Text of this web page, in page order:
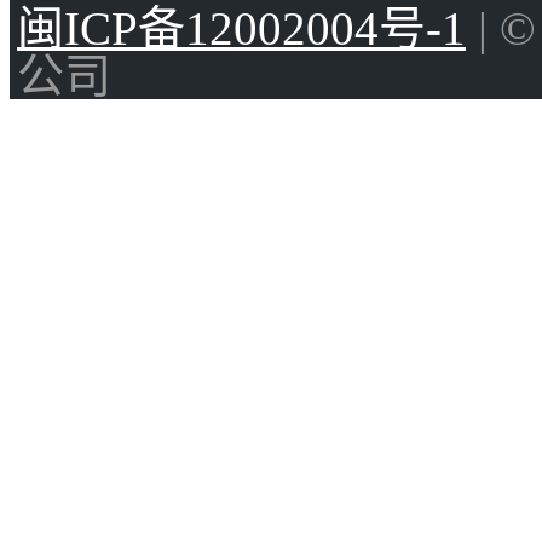
闽ICP备12002004号-1 |
公司